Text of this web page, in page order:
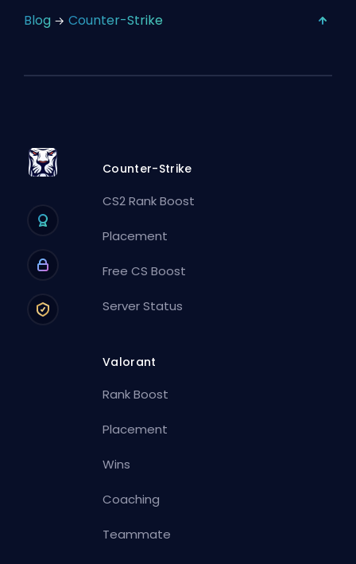
Blog Counter-Strike
Counter-Strike
CS2 Rank Boost
Placement
Free CS Boost
Server Status
Valorant
Rank Boost
Placement
Wins
Coaching
Teammate